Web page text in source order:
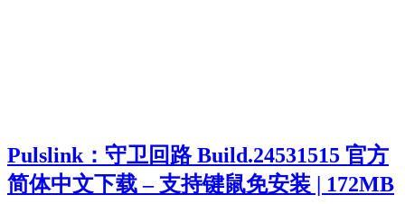
Pulslink：守卫回路 Build.24531515 官方
简体中文下载 – 支持键鼠免安装 | 172MB